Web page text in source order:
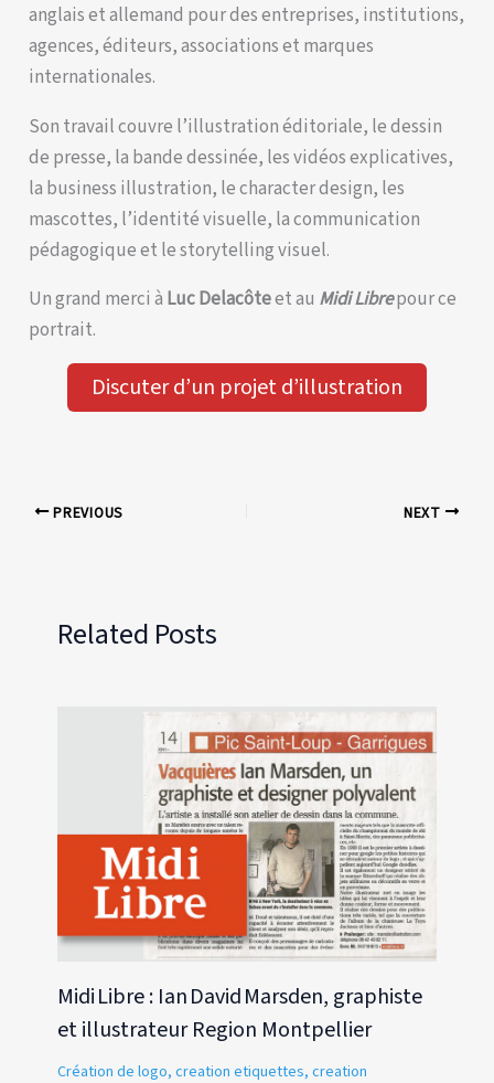
anglais et allemand pour des entreprises, institutions,
agences, éditeurs, associations et marques
internationales.
Son travail couvre l’illustration éditoriale, le dessin
de presse, la bande dessinée, les vidéos explicatives,
la business illustration, le character design, les
mascottes, l’identité visuelle, la communication
pédagogique et le storytelling visuel.
Un grand merci à Luc Delacôteet au Midi Librepour ce
portrait.
Discuter d’un projet d’illustration
PREVIOUS NEXT
Related Posts
Midi Libre : Ian David Marsden, graphiste
et illustrateur Region Montpellier
Création de logo, creation etiquettes, creation